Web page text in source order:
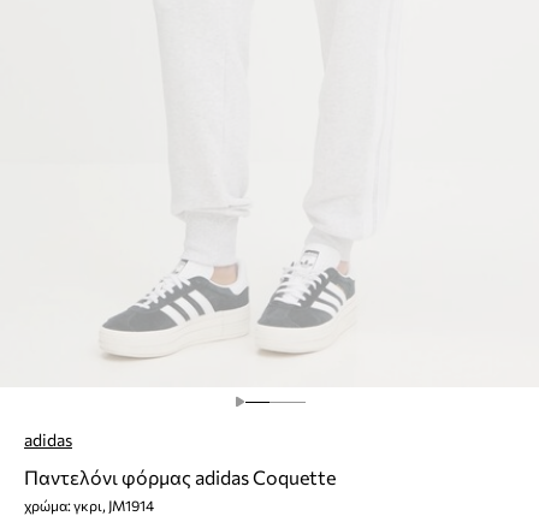
adidas
Παντελόνι φόρμας adidas Coquette
χρώμα: γκρι, JM1914